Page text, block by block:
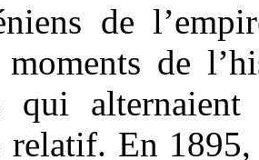
de
de
qui
En 1895,